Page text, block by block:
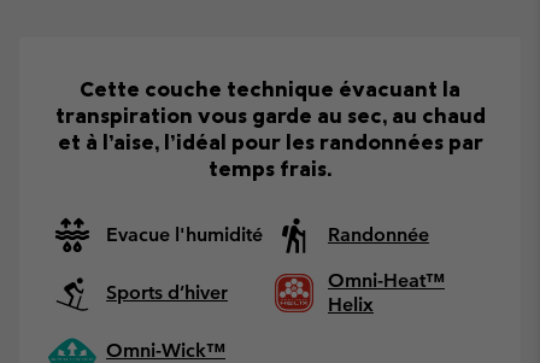
Cette couche technique évacuant la
transpiration vous garde au sec, au chaud
et à l’aise, l’idéal pour les randonnées par
temps frais.
Evacue l'humidité Randonnée
Sports d’hiver
Omni-Heat™
Helix
Omni-Wick™